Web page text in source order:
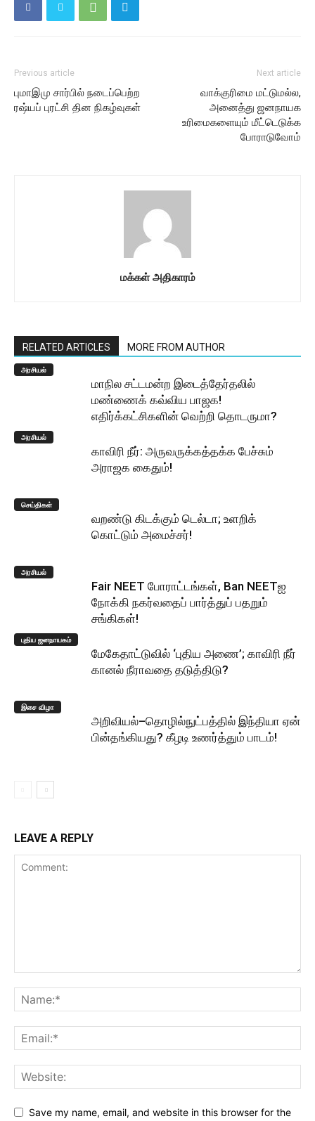
Previous article
புமாஇமு சார்பில் நடைப்பெற்ற
ரஷ்யப் புரட்சி தின நிகழ்வுகள்
Next article
வாக்குரிமை மட்டுமல்ல,
அனைத்து ஜனநாயக
உரிமைகளையும் மீட்டெடுக்க
போராடுவோம்
மக்கள் அதிகாரம்
RELATED ARTICLES MORE FROM AUTHOR
அரசியல்
மாநில சட்டமன்ற இடைத்தேர்தலில்
மண்ணைக் கவ்விய பாஜக!
எதிர்க்கட்சிகளின் வெற்றி தொடருமா?
அரசியல்
காவிரி நீர்: அருவருக்கத்தக்க பேச்சும்
அராஜக கைதும்!
செய்திகள்
வறண்டு கிடக்கும் டெல்டா; உளறிக்
கொட்டும் அமைச்சர்!
அரசியல்
Fair NEET போராட்டங்கள், Ban NEETஐ
நோக்கி நகர்வதைப் பார்த்துப் பதறும்
சங்கிகள்!
புதிய ஜனநாயகம்
மேகேதாட்டுவில் ‘புதிய அணை’; காவிரி நீர்
கானல் நீராவதை தடுத்திடு?
இசை விழா
அறிவியல்–தொழில்நுட்பத்தில் இந்தியா ஏன்
பின்தங்கியது? கீழடி உணர்த்தும் பாடம்!
LEAVE A REPLY
Save my name, email, and website in this browser for the